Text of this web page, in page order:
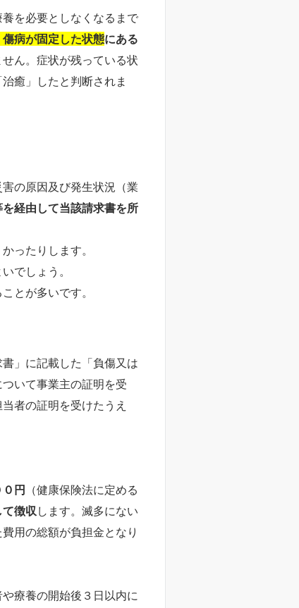
を必要としなくなるまで
病が固定した状態にある
ん。症状が残っている状
癒」したと判断されま
の原因及び発生状況（業
経由して当該請求書を所
かったりします。
でしょう。
とが多いです。
」に記載した「負傷又は
いて事業主の証明を受
者の証明を受けたうえ
０円 （健康保険法に定める
徴収 します。滅多にない
用の総額が負担金となり
療養の開始後３日以内に